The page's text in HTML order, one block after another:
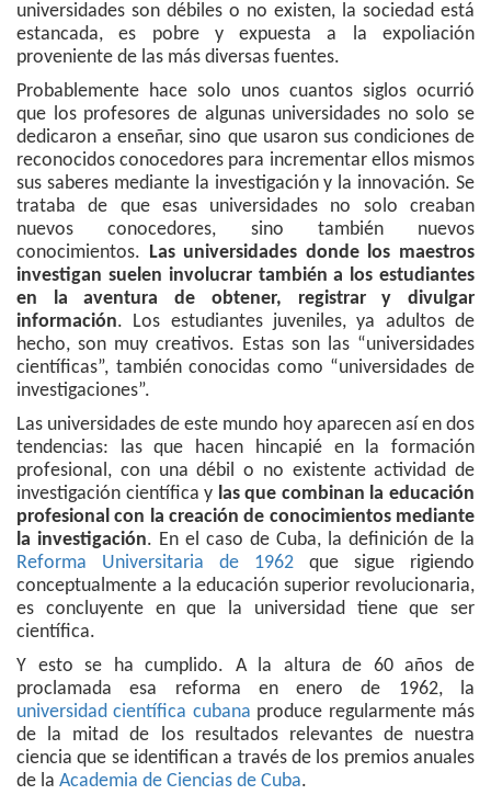
universidades son débiles o no existen, la sociedad está
estancada, es pobre y expuesta a la expoliación
proveniente de las más diversas fuentes.
Probablemente hace solo unos cuantos siglos ocurrió
que los profesores de algunas universidades no solo se
dedicaron a enseñar, sino que usaron sus condiciones de
reconocidos conocedores para incrementar ellos mismos
sus saberes mediante la investigación y la innovación. Se
trataba de que esas universidades no solo creaban
nuevos conocedores, sino también nuevos
conocimientos. Las universidades donde los maestros
investigan suelen involucrar también a los estudiantes
en la aventura de obtener, registrar y divulgar
información. Los estudiantes juveniles, ya adultos de
hecho, son muy creativos. Estas son las “universidades
científicas”, también conocidas como “universidades de
investigaciones”.
Las universidades de este mundo hoy aparecen así en dos
tendencias: las que hacen hincapié en la formación
profesional, con una débil o no existente actividad de
investigación científica y las que combinan la educación
profesional con la creación de conocimientos mediante
la investigación. En el caso de Cuba, la definición de la
Reforma Universitaria de 1962 que sigue rigiendo
conceptualmente a la educación superior revolucionaria,
es concluyente en que la universidad tiene que ser
científica.
Y esto se ha cumplido. A la altura de 60 años de
proclamada esa reforma en enero de 1962, la
universidad científica cubana produce regularmente más
de la mitad de los resultados relevantes de nuestra
ciencia que se identifican a través de los premios anuales
de la Academia de Ciencias de Cuba.